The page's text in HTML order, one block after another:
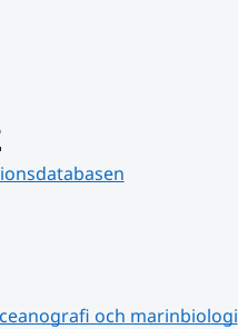
annan webbplats.
och marinbiologi